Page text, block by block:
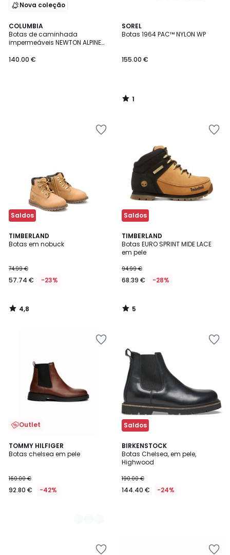
Nova coleção
COLUMBIA
Botas de caminhada
impermeáveis NEWTON ALPINE
140.00 €
SOREL
Botas 1964 PAC™ NYLON WP
155.00 €
1
/
1
/
Saldos
TIMBERLAND
Botas em nobuck
74.99 €
57.74 € -23%
4,8
/ 5
4,8
/
Saldos
TIMBERLAND
Botas EURO SPRINT MIDE LACE
em pele
94.99 €
68.39 € -28%
5
/
5
5
/
Outlet
TOMMY HILFIGER
Botas chelsea em pele
160.00 €
92.80 € -42%
2
Cores
Saldos
BIRKENSTOCK
Botas Chelsea, em pele,
Highwood
190.00 €
144.40 € -24%